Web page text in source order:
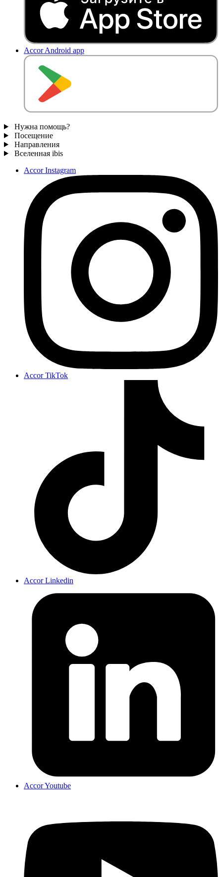
Accor Android app
Нужна помощь?
Посещение
Направления
Вселенная ibis
Accor Instagram
Accor TikTok
Accor Linkedin
Accor Youtube